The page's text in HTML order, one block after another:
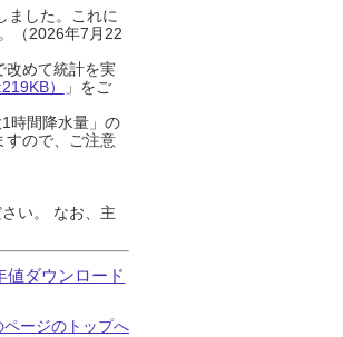
ました。これに
（2026年7月22
改めて統計を実
）
」をご
時間降水量」の
すので、ご注意
い。 なお、主
値ダウンロード
ページのトップへ